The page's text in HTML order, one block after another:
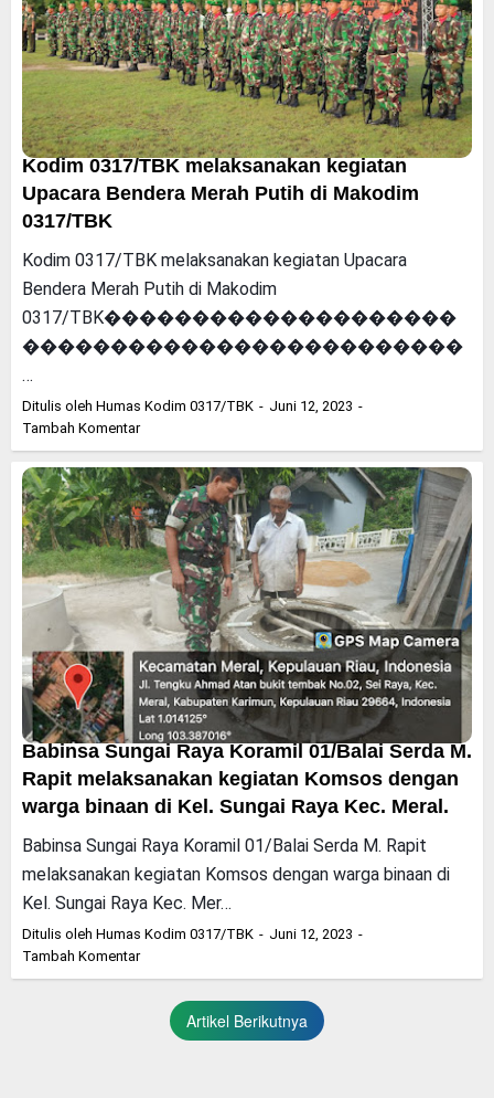
Kodim 0317/TBK melaksanakan kegiatan
Upacara Bendera Merah Putih di Makodim
0317/TBK
Kodim 0317/TBK melaksanakan kegiatan Upacara
Bendera Merah Putih di Makodim
0317/TBK��������������������
�������������������������
…
Ditulis oleh Humas Kodim 0317/TBK
Juni 12, 2023
Tambah Komentar
Babinsa Sungai Raya Koramil 01/Balai Serda M.
Rapit melaksanakan kegiatan Komsos dengan
warga binaan di Kel. Sungai Raya Kec. Meral.
Babinsa Sungai Raya Koramil 01/Balai Serda M. Rapit
melaksanakan kegiatan Komsos dengan warga binaan di
Kel. Sungai Raya Kec. Mer…
Ditulis oleh Humas Kodim 0317/TBK
Juni 12, 2023
Tambah Komentar
Artikel Berikutnya